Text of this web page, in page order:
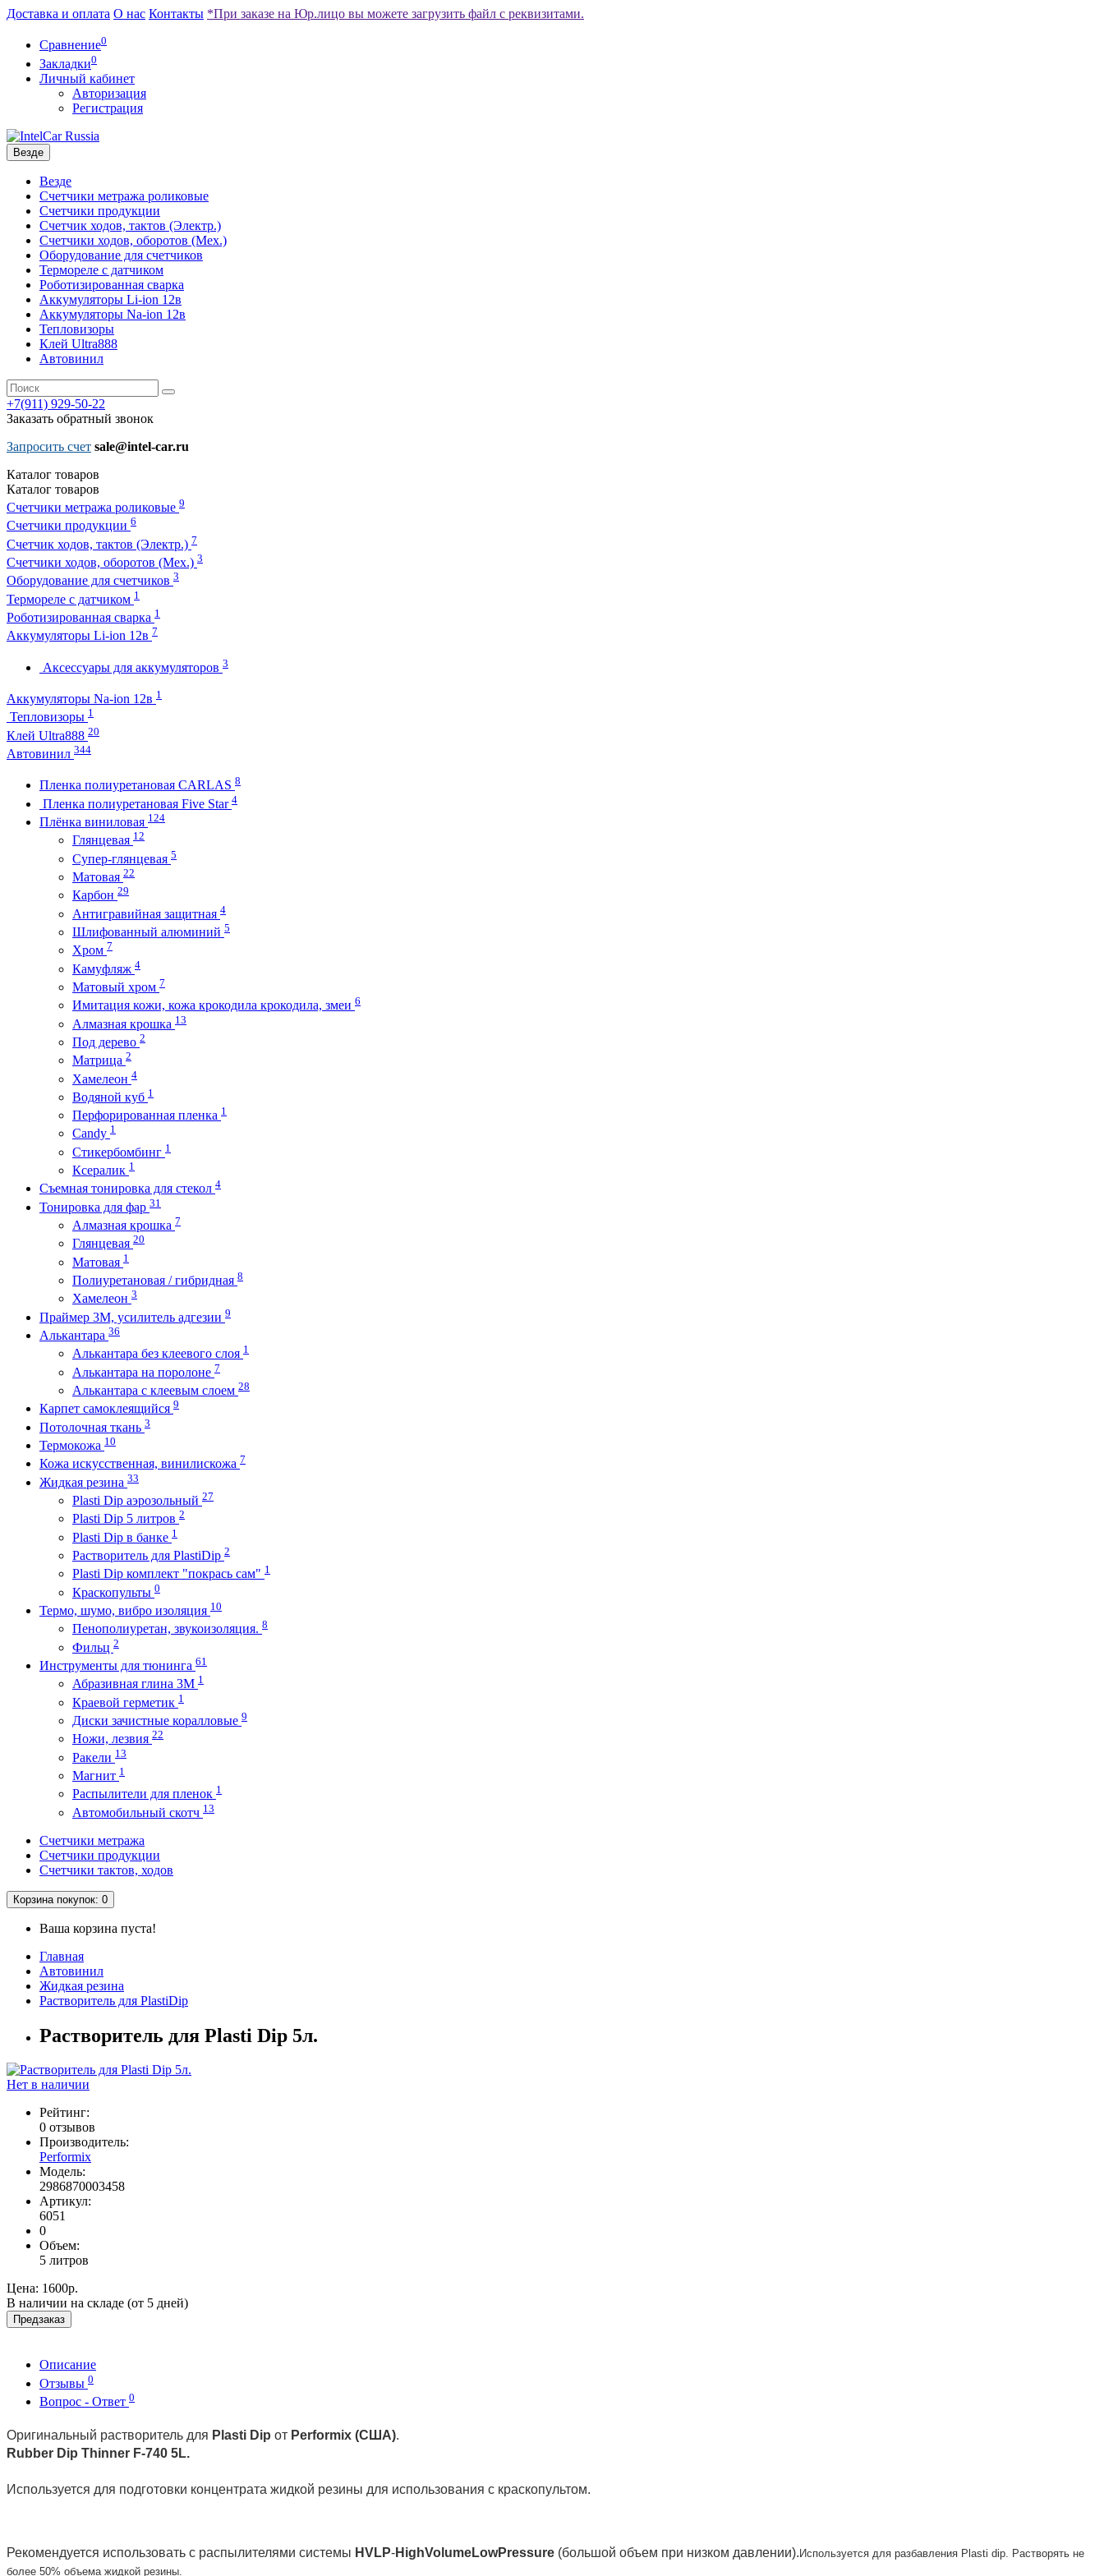
Доставка и оплата О нас Контакты *При заказе на Юр.лицо вы можете загрузить файл с реквизитами.
Сравнение0
Закладки0
Личный кабинет
Авторизация
Регистрация
Везде
Везде
Счетчики метража роликовые
Счетчики продукции
Счетчик ходов, тактов (Электр.)
Счетчики ходов, оборотов (Мех.)
Оборудование для счетчиков
Термореле с датчиком
Роботизированная сварка
Аккумуляторы Li-ion 12в
Аккумуляторы Na-ion 12в
Тепловизоры
Клей Ultra888
Автовинил
+7(911) 929-50-22
Заказать обратный звонок
Запросить счет sale@intel-car.ru
Каталог товаров
Каталог товаров
Счетчики метража роликовые 9
Счетчики продукции 6
Счетчик ходов, тактов (Электр.) 7
Счетчики ходов, оборотов (Мех.) 3
Оборудование для счетчиков 3
Термореле с датчиком 1
Роботизированная сварка 1
Аккумуляторы Li-ion 12в 7
Аксессуары для аккумуляторов 3
Аккумуляторы Na-ion 12в 1
Тепловизоры 1
Клей Ultra888 20
Автовинил 344
Пленка полиуретановая CARLAS 8
Пленка полиуретановая Five Star 4
Плёнка виниловая 124
Глянцевая 12
Супер-глянцевая 5
Матовая 22
Карбон 29
Антигравийная защитная 4
Шлифованный алюминий 5
Хром 7
Камуфляж 4
Матовый хром 7
Имитация кожи, кожа крокодила крокодила, змеи 6
Алмазная крошка 13
Под дерево 2
Матрица 2
Хамелеон 4
Водяной куб 1
Перфорированная пленка 1
Candy 1
Стикербомбинг 1
Ксералик 1
Съемная тонировка для стекол 4
Тонировка для фар 31
Алмазная крошка 7
Глянцевая 20
Матовая 1
Полиуретановая / гибридная 8
Хамелеон 3
Праймер 3М, усилитель адгезии 9
Алькантара 36
Алькантара без клеевого слоя 1
Алькантара на поролоне 7
Алькантара с клеевым слоем 28
Карпет самоклеящийся 9
Потолочная ткань 3
Термокожа 10
Кожа искусственная, винилискожа 7
Жидкая резина 33
Plasti Dip аэрозольный 27
Plasti Dip 5 литров 2
Plasti Dip в банке 1
Растворитель для PlastiDip 2
Plasti Dip комплект "покрась сам" 1
Краскопульты 0
Термо, шумо, вибро изоляция 10
Пенополиуретан, звукоизоляция. 8
Фильц 2
Инструменты для тюнинга 61
Абразивная глина 3М 1
Краевой герметик 1
Диски зачистные коралловые 9
Ножи, лезвия 22
Ракели 13
Магнит 1
Распылители для пленок 1
Автомобильный скотч 13
Счетчики метража
Счетчики продукции
Счетчики тактов, ходов
Корзина покупок: 0
Ваша корзина пуста!
Главная
Автовинил
Жидкая резина
Растворитель для PlastiDip
Растворитель для Plasti Dip 5л.
Нет в наличии
Рейтинг:
0 отзывов
Производитель:
Performix
Модель:
2986870003458
Артикул:
6051
0
Объем:
5 литров
Цена: 1600р.
В наличии на складе (от 5 дней)
Предзаказ
Описание
Отзывы 0
Вопрос - Ответ 0
Оригинальный растворитель для Plasti Dip от Performix (США).
Rubber Dip Thinner F-740 5L.
Используется для подготовки концентрата жидкой резины для использования с краскопультом.
Рекомендуется использовать с распылителями системы HVLP-HighVolumeLowPressure (большой объем при низком давлении). Используется для разбавления Plasti dip. Растворять не
более 50% объема жидкой резины.